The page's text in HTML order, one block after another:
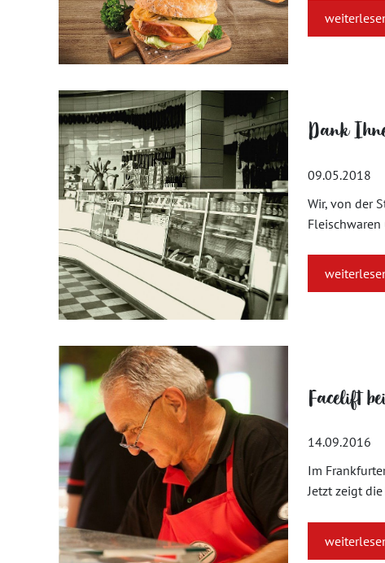
Dank
09.05.2018
Wir, von der
Facelift
14.09.2016
Im
Jetzt zeigt